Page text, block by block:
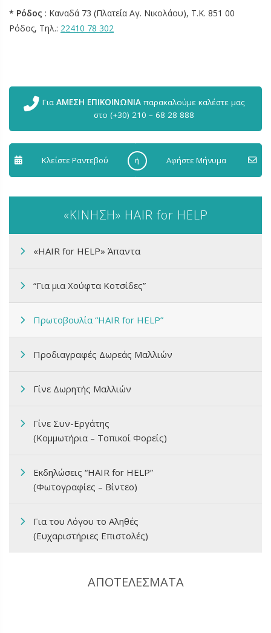
* Ρόδος : Καναδά 73 (Πλατεία Αγ. Νικολάου), Τ.Κ. 851 00
Ρόδος, Τηλ.: 22410 78 302
ΓιαΑΜΕΣΗ ΕΠΙΚΟΙΝΩΝΙΑ παρακαλούμε καλέστε μας
στο (+30) 210 – 68 28 888
Κλείστε Ραντεβού ή Aφήστε Μήνυμα
«ΚΙΝΗΣΗ» HAIR for HELP
«HAIR for HELP» Άπαντα
“Για μια Χούφτα Κοτσίδες”
Πρωτοβουλία “HAIR for HELP”
Προδιαγραφές Δωρεάς Μαλλιών
Γίνε Δωρητής Μαλλιών
Γίνε Συν-Εργάτης
(Κομμωτήρια – Τοπικοί Φορείς)
Εκδηλώσεις “HAIR for HELP”
(Φωτογραφίες – Βίντεο)
Για του Λόγου το Αληθές
(Ευχαριστήριες Επιστολές)
ΑΠΟΤΕΛΕΣΜΑΤΑ